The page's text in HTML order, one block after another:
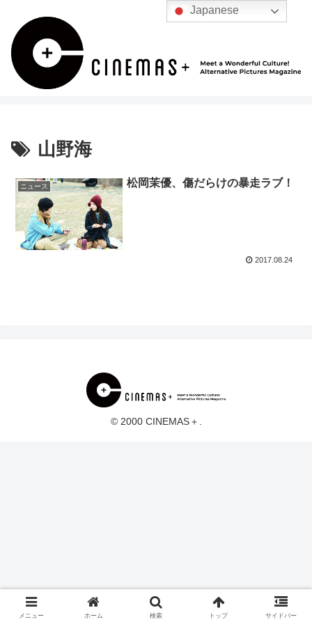
山野海
ニュース 松岡茉優、傷だらけの暴走ラブ！
2017.08.24
© 2000 CINEMAS＋.
メニュー ホーム 検索 トップ サイドバー
Japanese